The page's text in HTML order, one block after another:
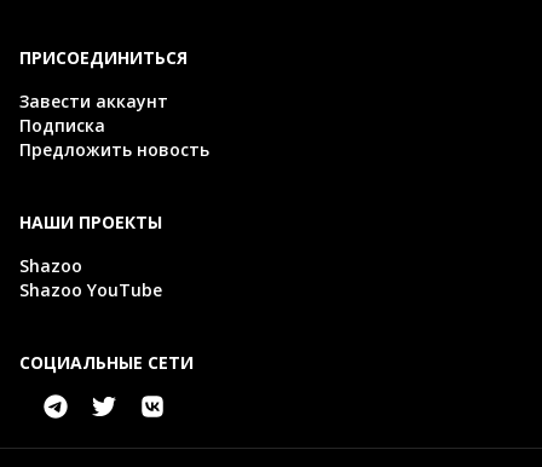
ПРИСОЕДИНИТЬСЯ
Завести аккаунт
Подписка
Предложить новость
НАШИ ПРОЕКТЫ
Shazoo
Shazoo YouTube
СОЦИАЛЬНЫЕ СЕТИ